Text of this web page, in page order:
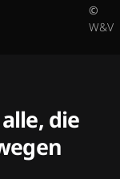
©
W&V
die